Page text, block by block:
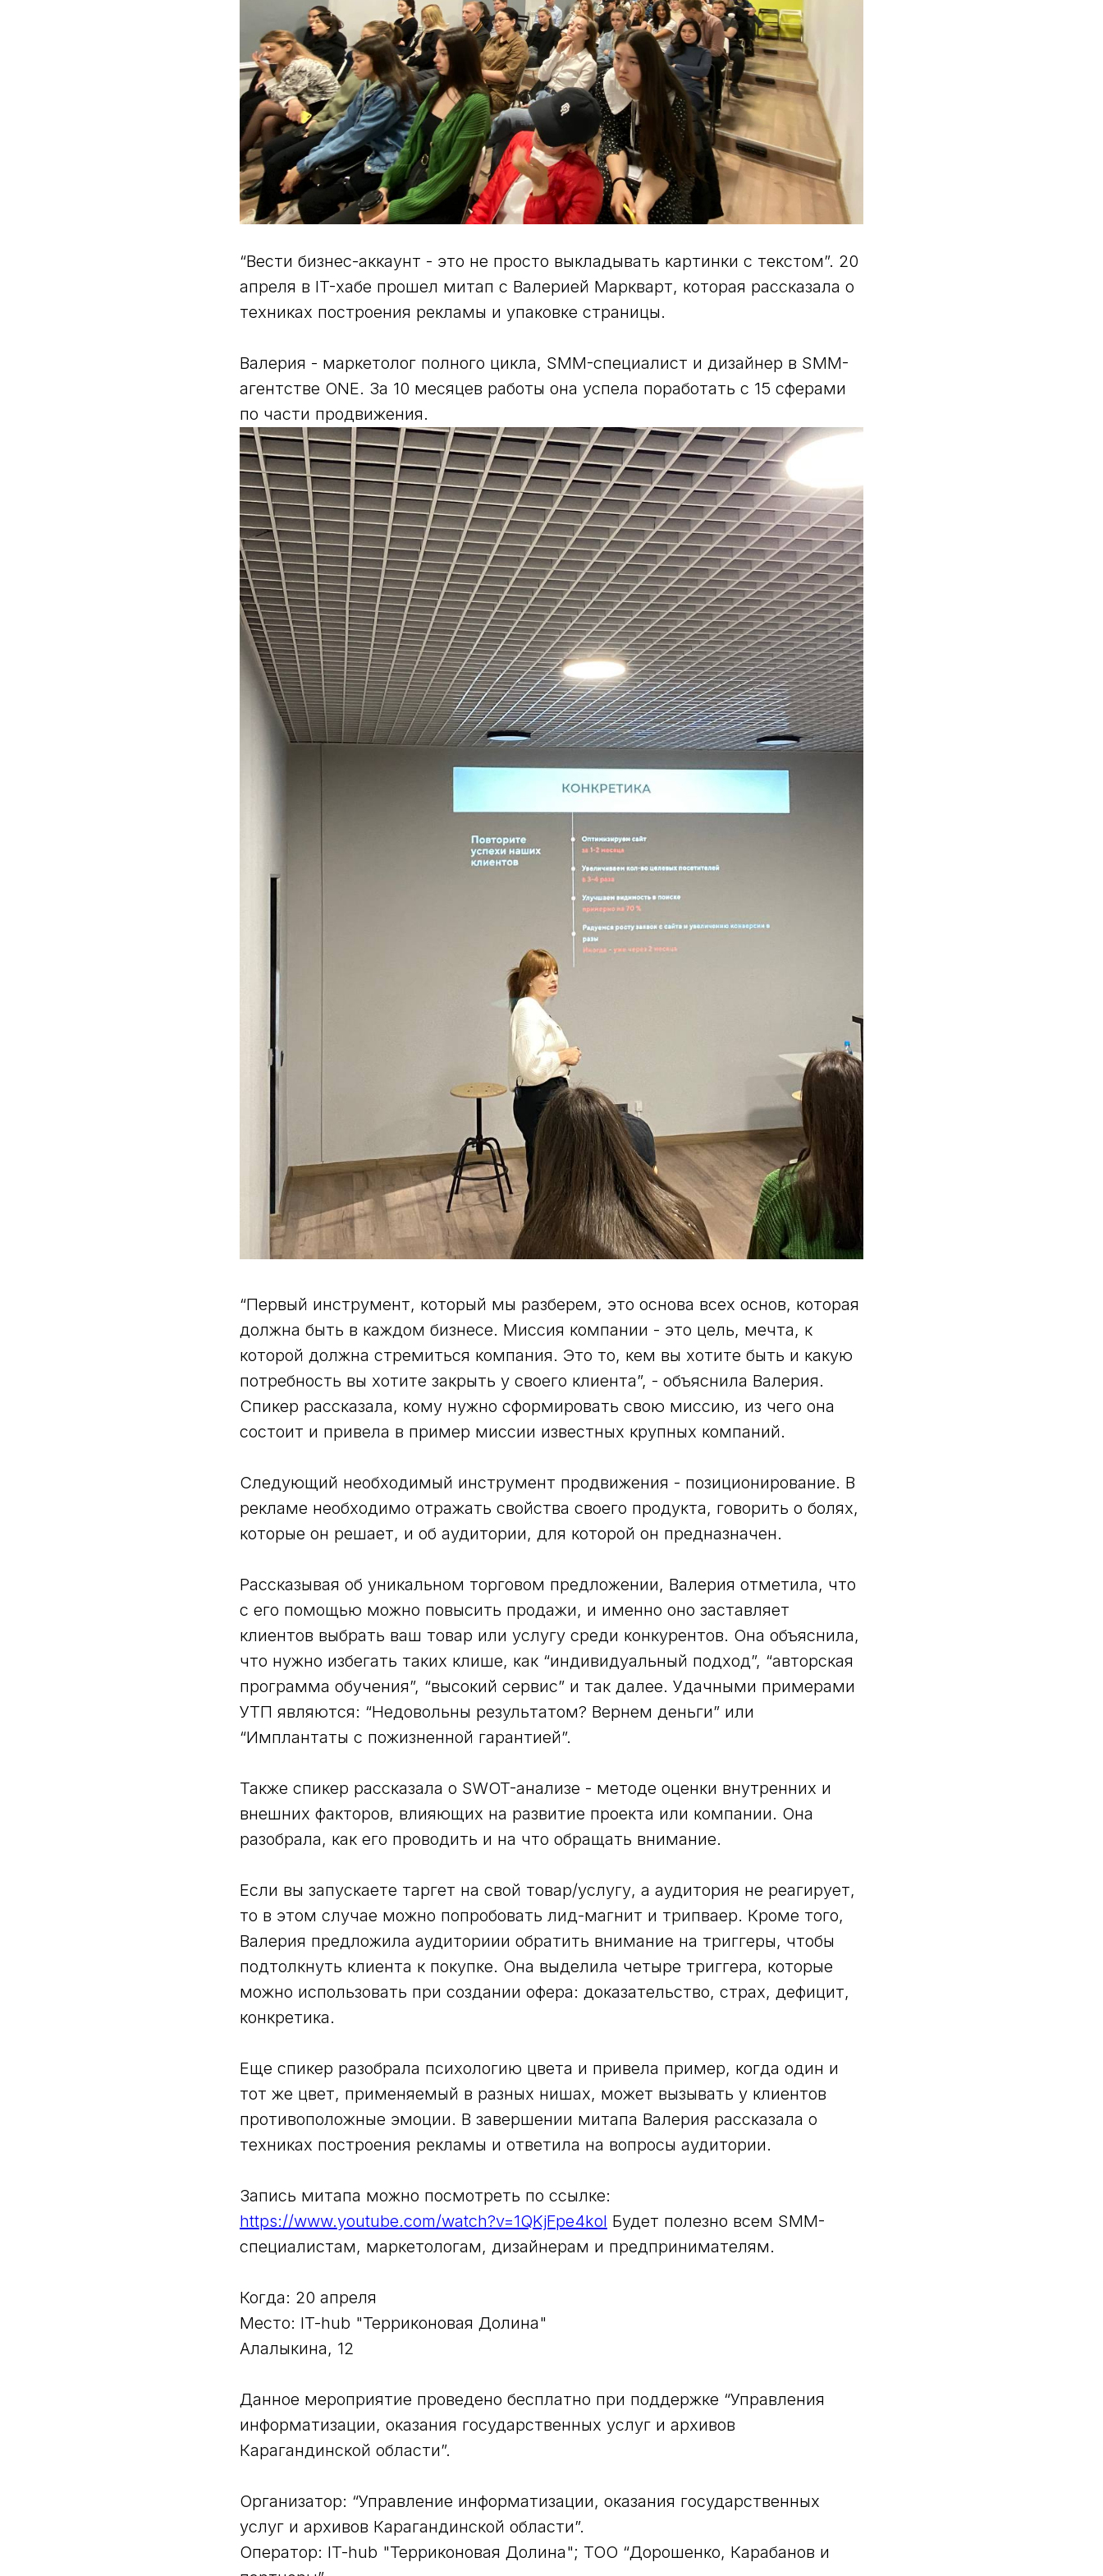
“Вести бизнес-аккаунт - это не просто выкладывать картинки с текстом”. 20
апреля в IT-хабе прошел митап с Валерией Маркварт, которая рассказала о
техниках построения рекламы и упаковке страницы.
Валерия - маркетолог полного цикла, SMM-специалист и дизайнер в SMM-
агентстве ONE. За 10 месяцев работы она успела поработать с 15 сферами
по части продвижения.
“Первый инструмент, который мы разберем, это основа всех основ, которая
должна быть в каждом бизнесе. Миссия компании - это цель, мечта, к
которой должна стремиться компания. Это то, кем вы хотите быть и какую
потребность вы хотите закрыть у своего клиента”, - объяснила Валерия.
Спикер рассказала, кому нужно сформировать свою миссию, из чего она
состоит и привела в пример миссии известных крупных компаний.
Следующий необходимый инструмент продвижения - позиционирование. В
рекламе необходимо отражать свойства своего продукта, говорить о болях,
которые он решает, и об аудитории, для которой он предназначен.
Рассказывая об уникальном торговом предложении, Валерия отметила, что
с его помощью можно повысить продажи, и именно оно заставляет
клиентов выбрать ваш товар или услугу среди конкурентов. Она объяснила,
что нужно избегать таких клише, как “индивидуальный подход”, “авторская
программа обучения”, “высокий сервис” и так далее. Удачными примерами
УТП являются: “Недовольны результатом? Вернем деньги” или
“Имплантаты с пожизненной гарантией”.
Также спикер рассказала о SWOT-анализе - методе оценки внутренних и
внешних факторов, влияющих на развитие проекта или компании. Она
разобрала, как его проводить и на что обращать внимание.
Если вы запускаете таргет на свой товар/услугу, а аудитория не реагирует,
то в этом случае можно попробовать лид-магнит и трипваер. Кроме того,
Валерия предложила аудиториии обратить внимание на триггеры, чтобы
подтолкнуть клиента к покупке. Она выделила четыре триггера, которые
можно использовать при создании офера: доказательство, страх, дефицит,
конкретика.
Еще спикер разобрала психологию цвета и привела пример, когда один и
тот же цвет, применяемый в разных нишах, может вызывать у клиентов
противоположные эмоции. В завершении митапа Валерия рассказала о
техниках построения рекламы и ответила на вопросы аудитории.
Запись митапа можно посмотреть по ссылке:
https://www.youtube.com/watch?v=1QKjFpe4koI Будет полезно всем SMM-
специалистам, маркетологам, дизайнерам и предпринимателям.
Когда: 20 апреля
Место: IT-hub "Терриконовая Долина"
Алалыкина, 12
Данное мероприятие проведено бесплатно при поддержке “Управления
информатизации, оказания государственных услуг и архивов
Карагандинской области”.
Организатор: “Управление информатизации, оказания государственных
услуг и архивов Карагандинской области”.
Оператор: IT-hub "Терриконовая Долина"; ТОО “Дорошенко, Карабанов и